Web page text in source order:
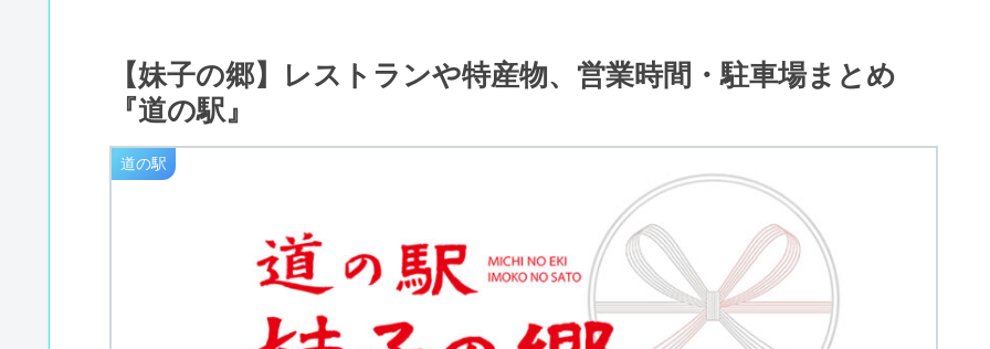
【妹子の郷】レストランや特産物、営業時間・駐車場まとめ
『道の駅』
道の駅